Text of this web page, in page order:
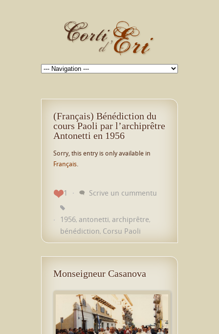
(Français) Bénédiction du
cours Paoli par l’archiprêtre
Antonetti en 1956
Sorry, this entry is only available in
Français
1 Scrive un cummentu
1956, antonetti, archiprêtre,
bénédiction, Corsu Paoli
Monseigneur Casanova